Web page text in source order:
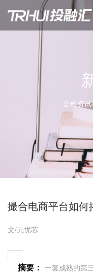
公司资
撮合电商平台如何
文/无忧芯
摘要： 一套成熟的第